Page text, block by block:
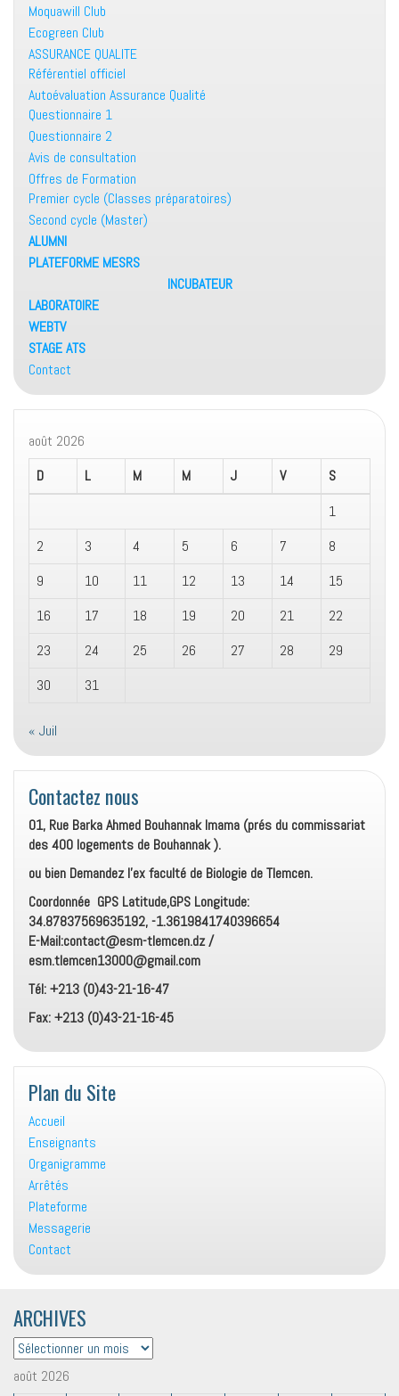
Moquawill Club
Ecogreen Club
ASSURANCE QUALITE
Référentiel officiel
Autoévaluation Assurance Qualité
Questionnaire 1
Questionnaire 2
Avis de consultation
Offres de Formation
Premier cycle (Classes préparatoires)
Second cycle (Master)
ALUMNI
PLATEFORME MESRS
INCUBATEUR
LABORATOIRE
WEBTV
STAGE ATS
Contact
août 2026
D
L M M J V
S
1
2
3 4 5 6 7
8
9
10 11 12 13 14
15
16
17 18 19 20 21
22
23
24 25 26 27 28
29
30
31
« Juil
Contactez nous
01, Rue Barka Ahmed Bouhannak Imama (prés du commissariat
des 400 logements de Bouhannak ).
ou bien Demandez l’ex faculté de Biologie de Tlemcen.
Coordonnée GPS Latitude,GPS Longitude:
34.87837569635192, -1.3619841740396654
E-Mail:contact@esm-tlemcen.dz /
esm.tlemcen13000@gmail.com
Tél: +213 (0)43-21-16-47
Fax: +213 (0)43-21-16-45
Plan du Site
Accueil
Enseignants
Organigramme
Arrêtés
Plateforme
Messagerie
Contact
ARCHIVES
ARCHIVES
août 2026